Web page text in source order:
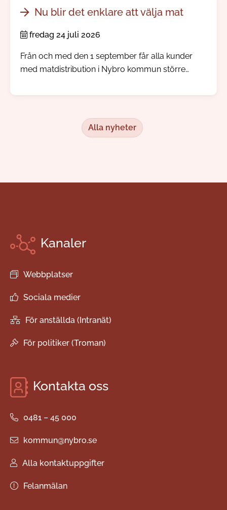
dricka hälsobringande brunnsvatten.
Nu blir det enklare att välja mat
fredag 24 juli 2026
Från och med den 1 september får alla kunder
med matdistribution i Nybro kommun större
redan i augusti kommer kunden kunna börja göra
Alla nyheter
Kanaler
Webbplatser
Sociala medier
För anställda (Intranät)
För politiker (Troman)
Kontakta oss
0481 – 45 000
kommun@nybro.se
Alla kontaktuppgifter
Felanmälan